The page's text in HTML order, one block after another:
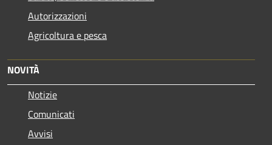
Autorizzazioni
Agricoltura e pesca
NOVITÀ
Notizie
Comunicati
Avvisi